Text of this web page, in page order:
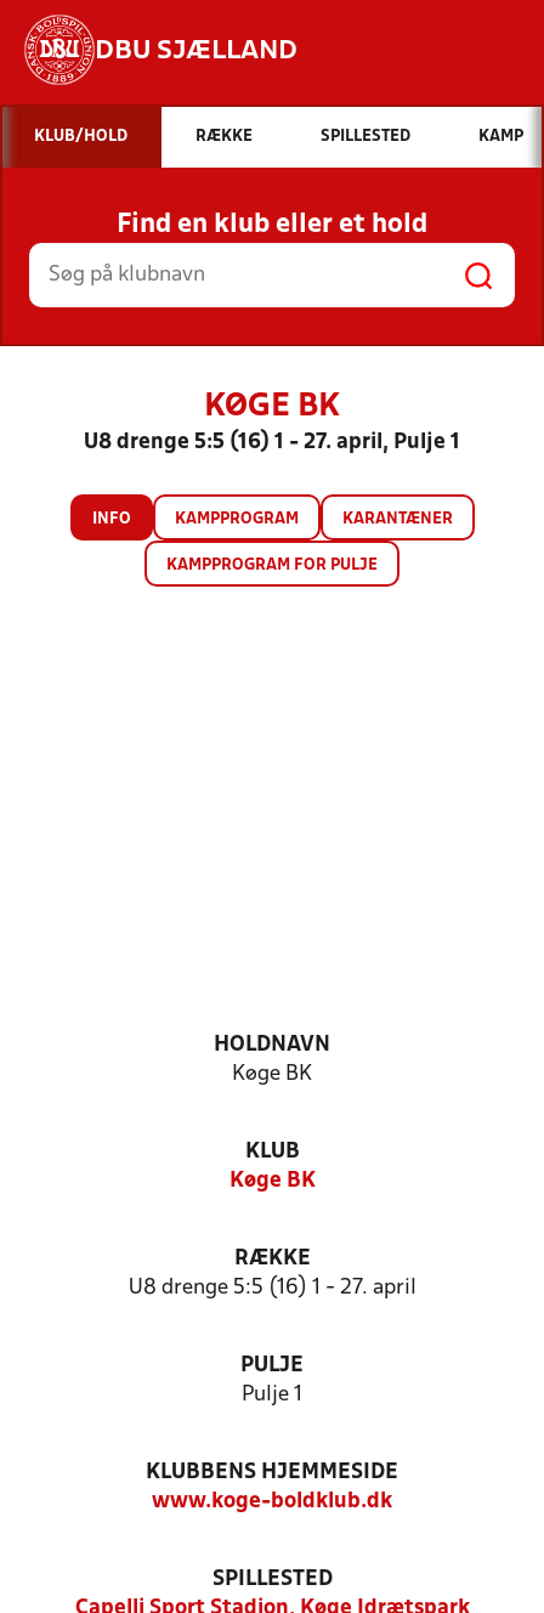
DBU SJÆLLAND
Hvad vil du søge efter?
INDHOLD OG NYHEDER
STILLINGER, RESULTATER, KLUBBER OG
HOLD
KLUB/HOLD RÆKKE SPILLESTED KAMP
Find en klub eller et hold
KØGE BK
U8 drenge 5:5 (16) 1 - 27. april, Pulje 1
INFO KAMPPROGRAM KARANTÆNER
KAMPPROGRAM FOR PULJE
HOLDNAVN
Køge BK
KLUB
Køge BK
RÆKKE
U8 drenge 5:5 (16) 1 - 27. april
PULJE
Pulje 1
KLUBBENS HJEMMESIDE
www.koge-boldklub.dk
SPILLESTED
Capelli Sport Stadion, Køge Idrætspark